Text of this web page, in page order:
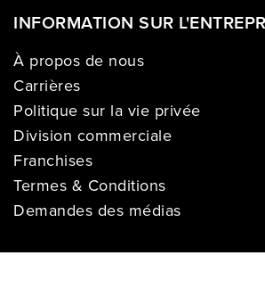
INFORMATION SUR
À propos de nous
Carrières
Politique sur la vie privée
Division commerciale
Franchises
Termes & Conditions
Demandes des médias